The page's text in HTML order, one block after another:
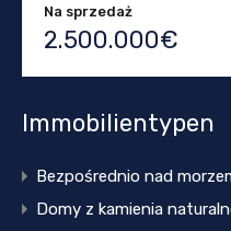
Na sprzedaż
2.500.000€
Immobilientypen
Bezpośrednio nad
Domy z kamienia